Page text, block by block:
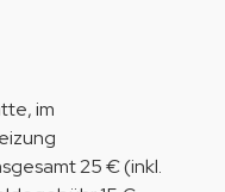
im
25 € (inkl.